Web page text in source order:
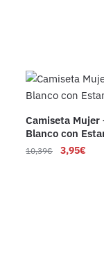
Camiseta Mujer
Blanco con
10,39€ 3,95€